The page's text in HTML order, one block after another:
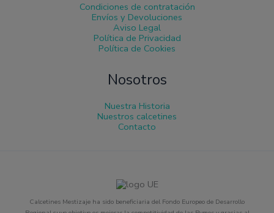
Condiciones de contratación
Envíos y Devoluciones
Aviso Legal
Política de Privacidad
Política de Cookies
Nosotros
Nuestra Historia
Nuestros calcetines
Contacto
Calcetines Mestizaje ha sido beneficiaria del Fondo Europeo de Desarrollo